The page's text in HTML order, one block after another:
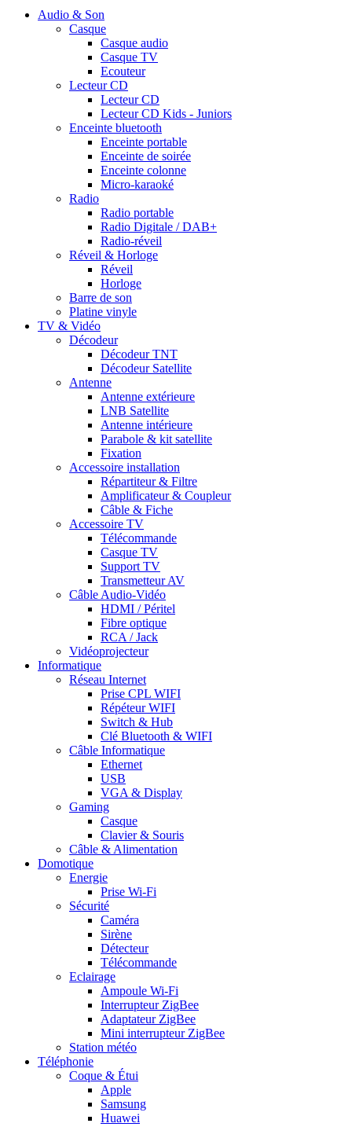
Audio & Son
Casque
Casque audio
Casque TV
Ecouteur
Lecteur CD
Lecteur CD
Lecteur CD Kids - Juniors
Enceinte bluetooth
Enceinte portable
Enceinte de soirée
Enceinte colonne
Micro-karaoké
Radio
Radio portable
Radio Digitale / DAB+
Radio-réveil
Réveil & Horloge
Réveil
Horloge
Barre de son
Platine vinyle
TV & Vidéo
Décodeur
Décodeur TNT
Décodeur Satellite
Antenne
Antenne extérieure
LNB Satellite
Antenne intérieure
Parabole & kit satellite
Fixation
Accessoire installation
Répartiteur & Filtre
Amplificateur & Coupleur
Câble & Fiche
Accessoire TV
Télécommande
Casque TV
Support TV
Transmetteur AV
Câble Audio-Vidéo
HDMI / Péritel
Fibre optique
RCA / Jack
Vidéoprojecteur
Informatique
Réseau Internet
Prise CPL WIFI
Répéteur WIFI
Switch & Hub
Clé Bluetooth & WIFI
Câble Informatique
Ethernet
USB
VGA & Display
Gaming
Casque
Clavier & Souris
Câble & Alimentation
Domotique
Energie
Prise Wi-Fi
Sécurité
Caméra
Sirène
Détecteur
Télécommande
Eclairage
Ampoule Wi-Fi
Interrupteur ZigBee
Adaptateur ZigBee
Mini interrupteur ZigBee
Station météo
Téléphonie
Coque & Étui
Apple
Samsung
Huawei